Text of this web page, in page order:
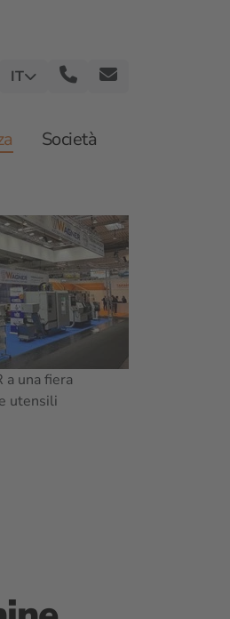
IT
Società
a una fiera
utensili